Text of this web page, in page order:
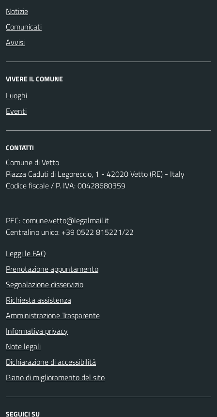
Notizie
Comunicati
Avvisi
VIVERE IL COMUNE
Luoghi
Eventi
CONTATTI
Comune di Vetto
Piazza Caduti di Legoreccio, 1 - 42020 Vetto (RE) - Italy
Codice fiscale / P. IVA: 00428680359
PEC:comune.vetto@legalmail.it
Centralino unico: +39 0522 815221/22
Leggi le FAQ
Prenotazione appuntamento
Segnalazione disservizio
Richiesta assistenza
Amministrazione Trasparente
Informativa privacy
Note legali
Dichiarazione di accessibilità
Piano di miglioramento del sito
SEGUICI SU